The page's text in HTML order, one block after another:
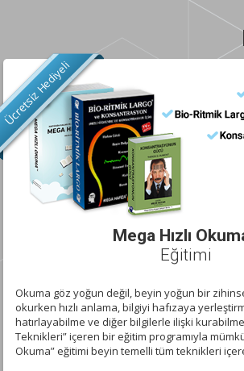
Ücretsiz
Hediyeli
Mega Hızlı
Eğitimi
Okuma göz yoğun değil, beyin yoğun bir
okurken hızlı anlama, bilgiyi hafızaya
hatırlayabilme ve diğer bilgilerle ilişki
Teknikleri” içeren bir eğitim programıyla
Okuma” eğitimi beyin temelli tüm teknikleri